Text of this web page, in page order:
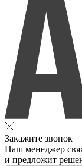
Закажите звонок
Наш менеджер
и предложит